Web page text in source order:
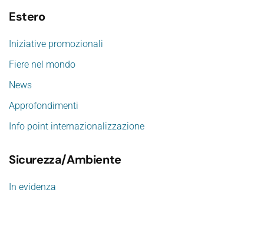
Estero
Iniziative promozionali
Fiere nel mondo
News
Approfondimenti
Info point internazionalizzazione
Sicurezza/Ambiente
In evidenza